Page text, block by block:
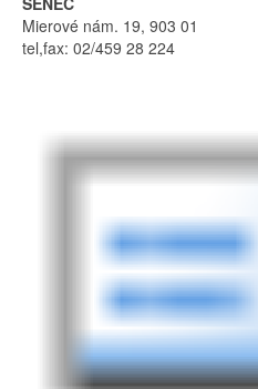
Mierové nám. 19, 903 01
tel,fax: 02/459 28 224